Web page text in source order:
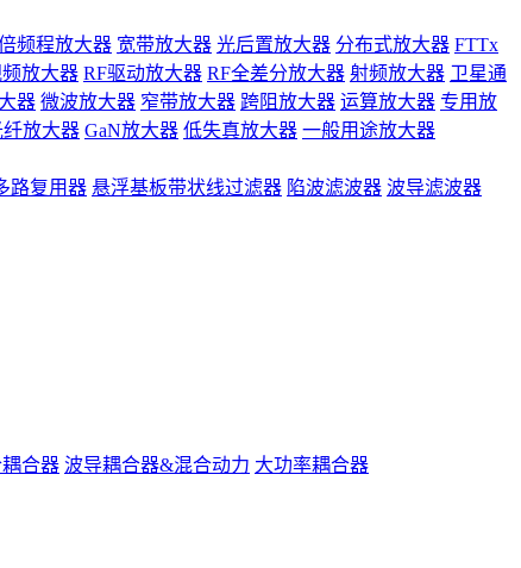
频程放大器 宽带放大器 光后置放大器 分布式放大器 FTTx
放大器 RF驱动放大器 RF全差分放大器 射频放大器 卫星通
器 微波放大器 窄带放大器 跨阻放大器 运算放大器 专用放
纤放大器 GaN放大器 低失真放大器 一般用途放大器
路复用器 悬浮基板带状线过滤器 陷波滤波器 波导滤波器
合器 波导耦合器&混合动力 大功率耦合器